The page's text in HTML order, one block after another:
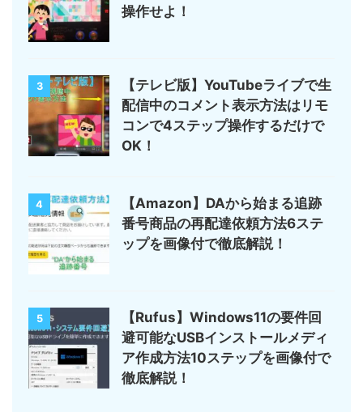
操作せよ！
3
【テレビ版】YouTubeライブで生
配信中のコメント表示方法はリモ
コンで4ステップ操作するだけで
OK！
4
【Amazon】DAから始まる追跡
番号商品の再配達依頼方法6ステ
ップを画像付で徹底解説！
5
【Rufus】Windows11の要件回
避可能なUSBインストールメディ
ア作成方法10ステップを画像付で
徹底解説！